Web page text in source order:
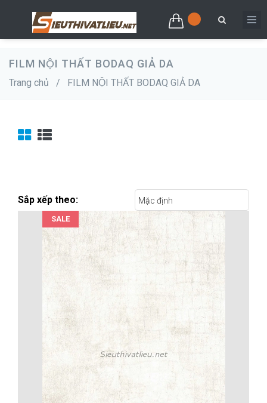
FILM NỘI THẤT BODAQ GIẢ DA
Trang chủ / FILM NỘI THẤT BODAQ GIẢ DA
Sắp xếp theo: Mặc định
SALE